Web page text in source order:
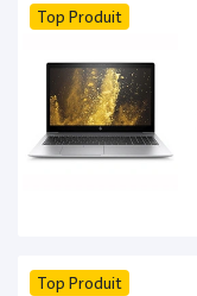
Top Produit
Top Produit